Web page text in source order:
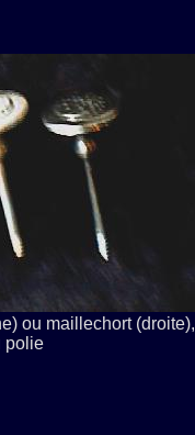
ou maillechort (droite),
polie